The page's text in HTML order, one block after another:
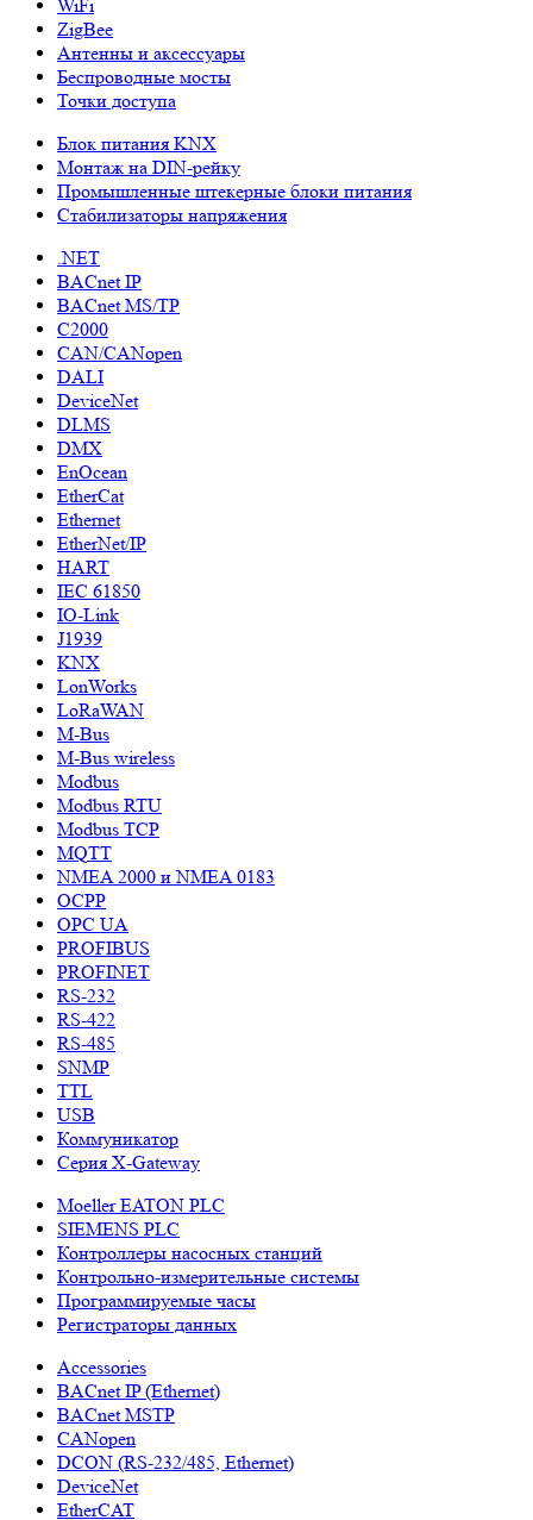
WiFi
ZigBee
Антенны и аксессуары
Беспроводные мосты
Точки доступа
Блок питания KNX
Монтаж на DIN-рейку
Промышленные штекерные блоки питания
Стабилизаторы напряжения
.NET
BACnet IP
BACnet MS/TP
C2000
CAN/CANopen
DALI
DeviceNet
DLMS
DMX
EnOcean
EtherCat
Ethernet
EtherNet/IP
HART
IEC 61850
IO-Link
J1939
KNX
LonWorks
LoRaWAN
M-Bus
M-Bus wireless
Modbus
Modbus RTU
Modbus TCP
MQTT
NMEA 2000 и NMEA 0183
OCPP
OPC UA
PROFIBUS
PROFINET
RS-232
RS-422
RS-485
SNMP
TTL
USB
Коммуникатор
Серия X-Gateway
Moeller EATON PLC
SIEMENS PLC
Контроллеры насосных станций
Контрольно-измерительные системы
Программируемые часы
Регистраторы данных
Accessories
BACnet IP (Ethernet)
BACnet MSTP
CANopen
DCON (RS-232/485, Ethernet)
DeviceNet
EtherCAT